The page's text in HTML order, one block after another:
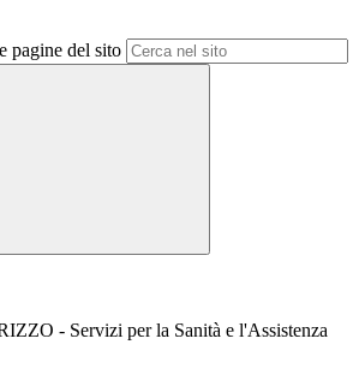
pagine del sito
- Servizi per la Sanità e l'Assistenza